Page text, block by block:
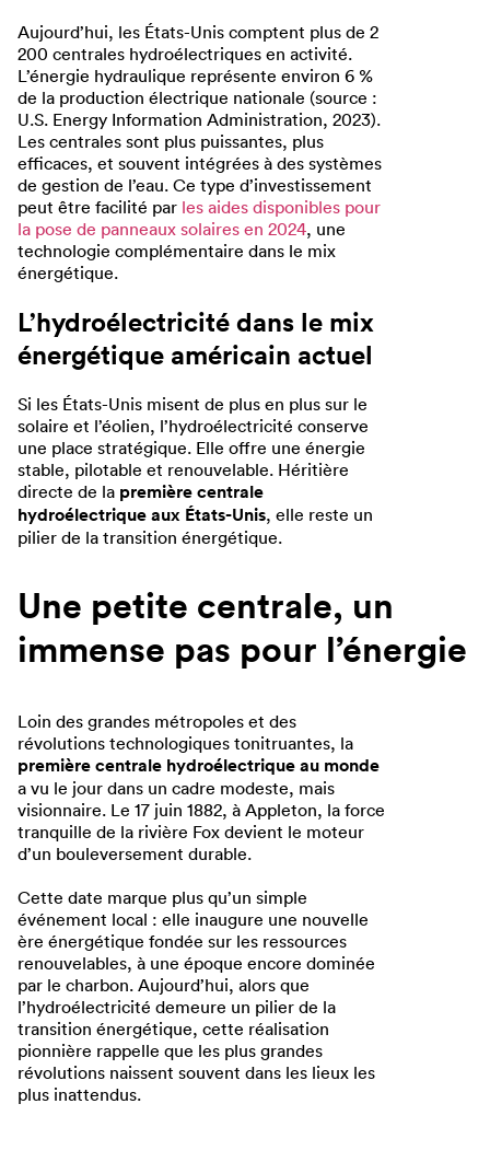
Aujourd’hui, les États-Unis comptent plus de 2
200 centrales hydroélectriques en activité.
L’énergie hydraulique représente environ 6 %
de la production électrique nationale (source :
U.S. Energy Information Administration, 2023).
Les centrales sont plus puissantes, plus
efficaces, et souvent intégrées à des systèmes
de gestion de l’eau. Ce type d’investissement
peut être facilité par les aides disponibles pour
la pose de panneaux solaires en 2024, une
technologie complémentaire dans le mix
énergétique.
L’hydroélectricité dans le mix
énergétique américain actuel
Si les États-Unis misent de plus en plus sur le
solaire et l’éolien, l’hydroélectricité conserve
une place stratégique. Elle offre une énergie
stable, pilotable et renouvelable. Héritière
directe de la première centrale
hydroélectrique aux États-Unis, elle reste un
pilier de la transition énergétique.
Une petite centrale, un
immense pas pour l’énergie
Loin des grandes métropoles et des
révolutions technologiques tonitruantes, la
première centrale hydroélectrique au monde
a vu le jour dans un cadre modeste, mais
visionnaire. Le 17 juin 1882, à Appleton, la force
tranquille de la rivière Fox devient le moteur
d’un bouleversement durable.
Cette date marque plus qu’un simple
événement local : elle inaugure une nouvelle
ère énergétique fondée sur les ressources
renouvelables, à une époque encore dominée
par le charbon. Aujourd’hui, alors que
l’hydroélectricité demeure un pilier de la
transition énergétique, cette réalisation
pionnière rappelle que les plus grandes
révolutions naissent souvent dans les lieux les
plus inattendus.